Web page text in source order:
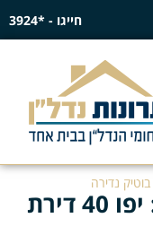
חייגו - *3924
השקעה מעניינת בחיפה: יפו 40 דירת